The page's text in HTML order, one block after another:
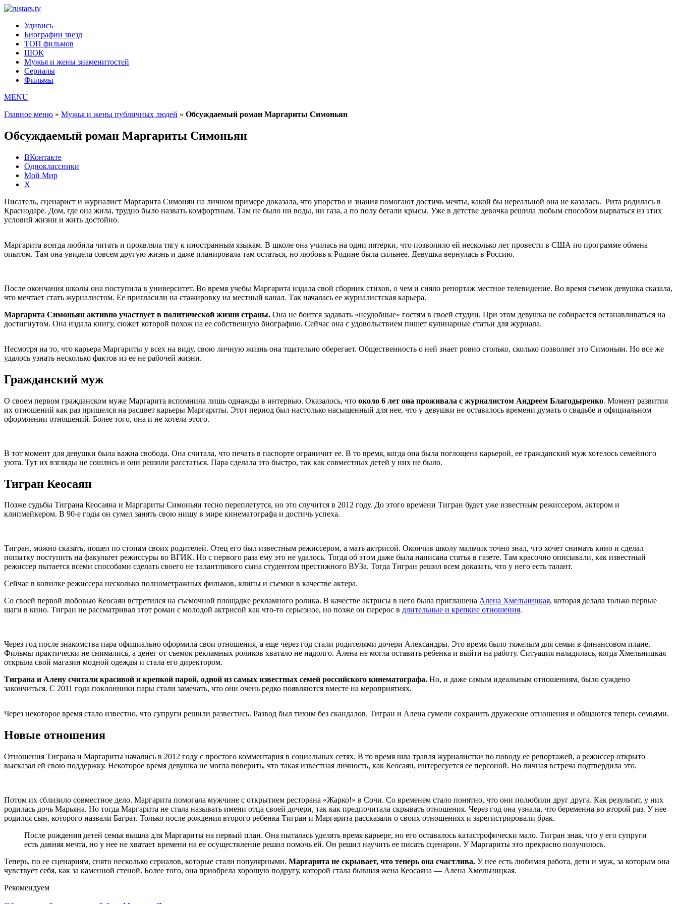
Удивись
Биографии звезд
ТОП фильмов
ШОК
Мужья и жены знаменитостей
Сериалы
Фильмы
MENU
Главное меню » Мужья и жены публичных людей » Обсуждаемый роман Маргариты Симоньян
Обсуждаемый роман Маргариты Симоньян
ВКонтакте
Одноклассники
Мой Мир
X
Писатель, сценарист и журналист Маргарита Симонян на личном примере доказала, что упорство и знания помогают достичь мечты, какой бы нереальной она не казалась. Рита родилась в
Краснодаре. Дом, где она жила, трудно было назвать комфортным. Там не было ни воды, ни газа, а по полу бегали крысы. Уже в детстве девочка решила любым способом вырваться из этих
условий жизни и жить достойно.
Маргарита всегда любила читать и проявляла тягу к иностранным языкам. В школе она училась на одни пятерки, что позволило ей несколько лет провести в США по программе обмена
опытом. Там она увидела совсем другую жизнь и даже планировала там остаться, но любовь к Родине была сильнее. Девушка вернулась в Россию.
После окончания школы она поступила в университет. Во время учебы Маргарита издала свой сборник стихов, о чем и сняло репортаж местное телевидение. Во время съемок девушка сказала,
что мечтает стать журналистом. Ее пригласили на стажировку на местный канал. Так началась ее журналистская карьера.
Маргарита Симоньян активно участвует в политической жизни страны. Она не боится задавать «неудобные» гостям в своей студии. При этом девушка не собирается останавливаться на
достигнутом. Она издала книгу, сюжет которой похож на ее собственную биографию. Сейчас она с удовольствием пишет кулинарные статьи для журнала.
Несмотря на то, что карьера Маргариты у всех на виду, свою личную жизнь она тщательно оберегает. Общественность о ней знает ровно столько, сколько позволяет это Симоньян. Но все же
удалось узнать несколько фактов из ее не рабочей жизни.
Гражданский муж
О своем первом гражданском муже Маргарита вспомнила лишь однажды в интервью. Оказалось, что около 6 лет она проживала с журналистом Андреем Благодыренко. Момент развития
их отношений как раз пришелся на расцвет карьеры Маргариты. Этот период был настолько насыщенный для нее, что у девушки не оставалось времени думать о свадьбе и официальном
оформлении отношений. Более того, она и не хотела этого.
В тот момент для девушки была важна свобода. Она считала, что печать в паспорте ограничит ее. В то время, когда она была поглощена карьерой, ее гражданский муж хотелось семейного
уюта. Тут их взгляды не сошлись и они решили расстаться. Пара сделала это быстро, так как совместных детей у них не было.
Тигран Кеосаян
Позже судьбы Тиграна Кеосаяна и Маргариты Симоньян тесно переплетутся, но это случится в 2012 году. До этого времени Тигран будет уже известным режиссером, актером и
клипмейкером. В 90-е годы он сумел занять свою нишу в мире кинематографа и достичь успеха.
Тигран, можно сказать, пошел по стопам своих родителей. Отец его был известным режиссером, а мать актрисой. Окончив школу мальчик точно знал, что хочет снимать кино и сделал
попытку поступить на факультет режиссуры во ВГИК. Но с первого раза ему это не удалось. Тогда об этом даже была написана статья в газете. Там красочно описывали, как известный
режиссер пытается всеми способами сделать своего не талантливого сына студентом престижного ВУЗа. Тогда Тигран решил всем доказать, что у него есть талант.
Сейчас в копилке режиссера несколько полнометражных фильмов, клипы и съемки в качестве актера.
Со своей первой любовью Кеосаян встретился на съемочной площадке рекламного ролика. В качестве актрисы в него была приглашена Алена Хмельницкая, которая делала только первые
шаги в кино. Тигран не рассматривал этот роман с молодой актрисой как что-то серьезное, но позже он перерос в длительные и крепкие отношения.
Через год после знакомства пара официально оформила свои отношения, а еще через год стали родителями дочери Александры. Это время было тяжелым для семьи в финансовом плане.
Фильмы практически не снимались, а денег от съемок рекламных роликов хватало не надолго. Алена не могла оставить ребенка и выйти на работу. Ситуация наладилась, когда Хмельницкая
открыла свой магазин модной одежды и стала его директором.
Тиграна и Алену считали красивой и крепкой парой, одной из самых известных семей российского кинематографа. Но, и даже самым идеальным отношениям, было суждено
закончиться. С 2011 года поклонники пары стали замечать, что они очень редко появляются вместе на мероприятиях.
Через некоторое время стало известно, что супруги решили развестись. Развод был тихим без скандалов. Тигран и Алена сумели сохранить дружеские отношения и общаются теперь семьями.
Новые отношения
Отношения Тиграна и Маргариты начались в 2012 году с простого комментария в социальных сетях. В то время шла травля журналистки по поводу ее репортажей, а режиссер открыто
высказал ей свою поддержку. Некоторое время девушка не могла поверить, что такая известная личность, как Кеосаян, интересуется ее персоной. Но личная встреча подтвердила это.
Потом их сблизило совместное дело. Маргарита помогала мужчине с открытием ресторана «Жарко!» в Сочи. Со временем стало понятно, что они полюбили друг друга. Как результат, у них
родилась дочь Марьяна. Но тогда Маргарита не стала называть имени отца своей дочери, так как предпочитала скрывать отношения. Через год она узнала, что беременна во второй раз. У нее
родился сын, которого назвали Баграт. Только после рождения второго ребенка Тигран и Маргарита рассказали о своих отношениях и зарегистрировали брак.
После рождения детей семья вышла для Маргариты на первый план. Она пыталась уделять время карьере, но его оставалось катастрофически мало. Тигран зная, что у его супруги
есть давняя мечта, но у нее не хватает времени на ее осуществление решил помочь ей. Он решил научить ее писать сценарии. У Маргариты это прекрасно получилось.
Теперь, по ее сценариям, снято несколько сериалов, которые стали популярными. Маргарита не скрывает, что теперь она счастлива. У нее есть любимая работа, дети и муж, за которым она
чувствует себя, как за каменной стеной. Более того, она приобрела хорошую подругу, которой стала бывшая жена Кеосаяна — Алена Хмельницкая.
Рекомендуем